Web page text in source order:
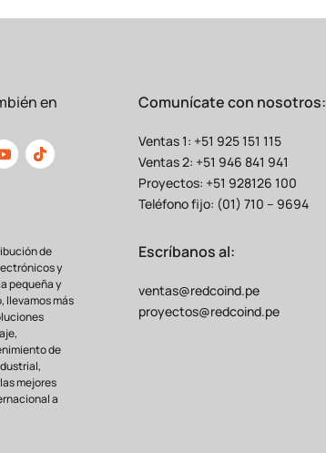
en
de
y
pequeña y
llevamos más
de
mejores
a
Comunícate con nosotros:
Ventas 1: +51 925 151 115
Ventas 2: +51 946 841 941
Proyectos: +51 928126 100
Teléfono fijo: (01) 710 – 9694
Escríbanos al:
ventas@redcoind.pe
proyectos@redcoind.pe